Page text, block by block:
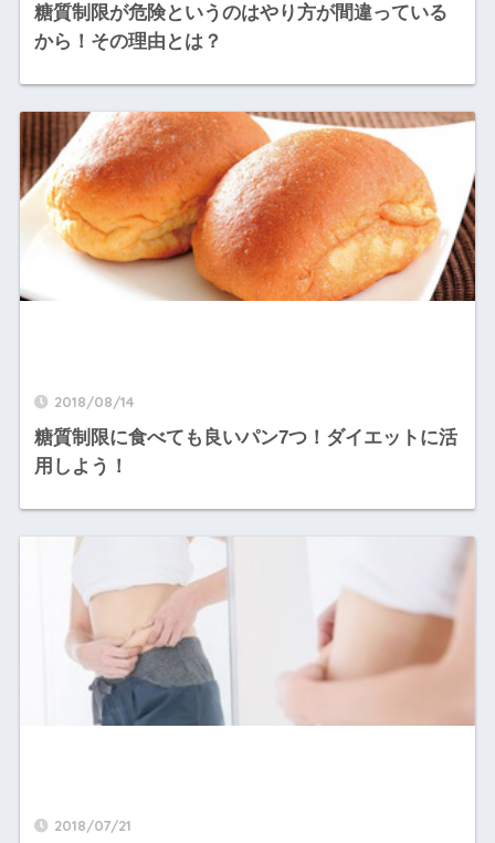
糖質制限が危険というのはやり方が間違っている
から！その理由とは？
2018/08/14
糖質制限に食べても良いパン7つ！ダイエットに活
用しよう！
2018/07/21